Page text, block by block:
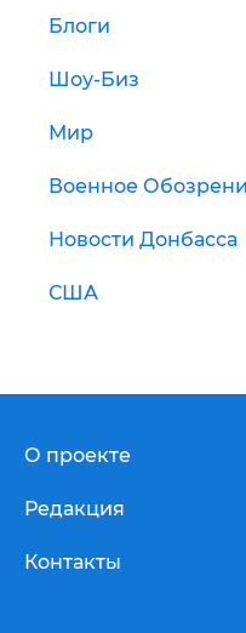
Блоги
Шоу-Биз
Мир
Военное
Новости Донбасса
США
О проекте
Редакция
Контакты